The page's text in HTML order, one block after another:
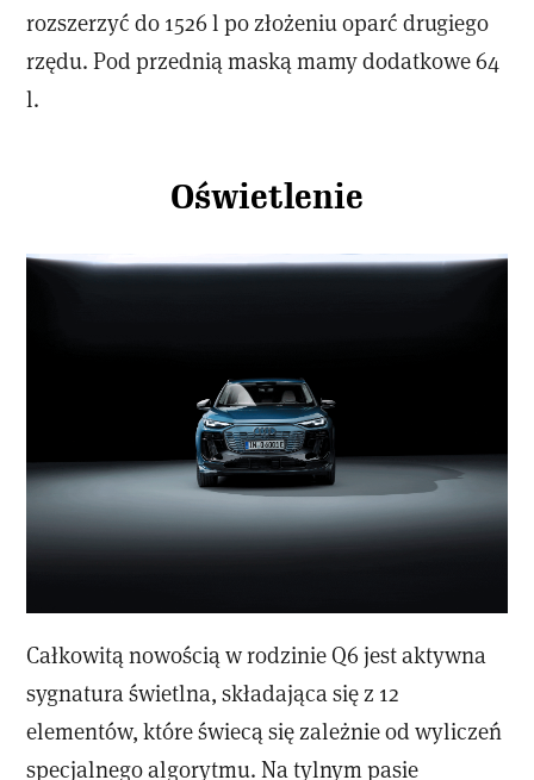
rozszerzyć do 1526 l po złożeniu oparć drugiego
rzędu. Pod przednią maską mamy dodatkowe 64
l.
Oświetlenie
Całkowitą nowością w rodzinie Q6 jest aktywna
sygnatura świetlna, składająca się z 12
elementów, które świecą się zależnie od wyliczeń
specjalnego algorytmu. Na tylnym pasie